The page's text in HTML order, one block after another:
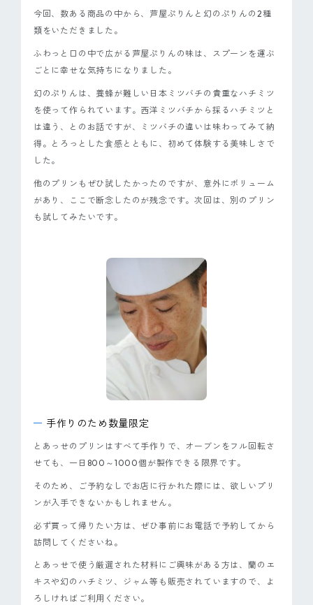
今回、数ある商品の中から、芦屋ぷりんと幻のぷりんの2種
類をいただきました。
ふわっと口の中で広がる芦屋ぷりんの味は、スプーンを運ぶ
ごとに幸せな気持ちになりました。
幻のぷりんは、養蜂が難しい日本ミツバチの貴重なハチミツ
を使って作られています。西洋ミツバチから採るハチミツと
は違う、とのお話ですが、ミツバチの違いは味わってみて納
得。とろっとした食感とともに、初めて体験する美味しさで
した。
他のプリンもぜひ試したかったのですが、意外にボリューム
があり、ここで断念したのが残念です。次回は、別のプリン
も試してみたいです。
手作りのため数量限定
とあっせのプリンはすべて手作りで、オーブンをフル回転さ
せても、一日800～1000個が製作できる限界です。
そのため、ご予約なしでお店に行かれた際には、欲しいプリ
ンが入手できないかもしれません。
必ず買って帰りたい方は、ぜひ事前にお電話で予約してから
訪問してくださいね。
とあっせで使う厳選された材料にご興味がある方は、蘭のエ
キスや幻のハチミツ、ジャム等も販売されていますので、よ
ろしければご利用ください。